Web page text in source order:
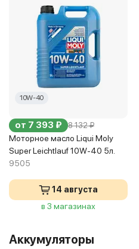
10W-40
от 7 393 ₽ 8 132 ₽
Моторное масло Liqui Moly
Super Leichtlauf 10W-40 5л.
9505
14 августа
в 3 магазинах
Аккумуляторы